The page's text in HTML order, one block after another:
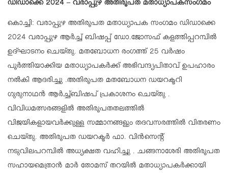
ഡിഡാക്കെ 2024 – വരാപ്പുഴ അതിരൂപത മതാധ്യാപകസംഗമം
കൊച്ചി: വരാപ്പുഴ അതിരൂപത മതാധ്യാപക സംഗമം ഡിഡാക്കെ
2024 വരാപ്പുഴ ആര്‍ച്ച് ബിഷപ്പ് ഡോ.ജോസഫ് കളത്തിപ്പറമ്പില്‍
ഉദ്ഘാടനം ചെയ്തു. മതബോധന രംഗത്ത് 25 വര്‍ഷം
പൂര്‍ത്തിയാക്കിയ മതാധ്യാപകര്‍ക്ക് അഭിവന്ദ്യപിതാവ് ഉപഹാരം
നല്‍കി ആദരിച്ചു .അതിരൂപത മതബോധന ഡയറക്ടറി
ഗുരുനാഥന്‍ ആര്‍ച്ച്ബിഷപ് പ്രകാശനം ചെയ്തു .
വിവിധമത്സരങ്ങളില്‍ അതിരൂപതതലത്തില്‍
വിജയികളായവര്‍ക്കുള്ള സമ്മാനങ്ങളും തദവസരത്തില്‍ വിതരണം
ചെയ്തു. അതിരൂപത ഡയറക്ടര്‍ ഫാ. വിന്‍സെന്റ്
നടുവിലപറമ്പില്‍ അധ്യക്ഷത വഹിച്ചു . ചങ്ങനാശേരി അതിരൂപത
സഹായമെത്രാന്‍ മാര്‍ തോമസ് തറയില്‍ മതാധ്യാപകര്‍ക്കായി